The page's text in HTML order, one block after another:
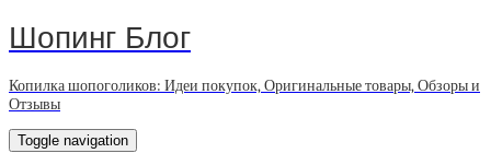
Шопинг Блог
Копилка шопоголиков: Идеи покупок, Оригинальные товары, Обзоры и
Отзывы
Toggle navigation